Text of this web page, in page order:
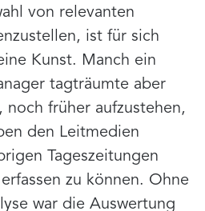
von relevanten
ist für sich
Kunst. Manch ein
tagträumte aber
noch früher aufzustehen,
den Leitmedien
Tageszeitungen
zu können. Ohne
war die Auswertung